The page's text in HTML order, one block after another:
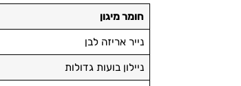
חומר מיגון
נייר אריזה לבן
ניילון בועות גדולות